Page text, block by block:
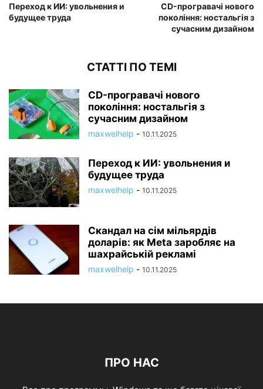
Переход к ИИ: увольнения и
будущее труда
CD-програвачі нового
покоління: ностальгія з
сучасним дизайном
СТАТТІ ПО ТЕМІ
CD-програвачі нового
покоління: ностальгія з
сучасним дизайном
maxwelhelp - 10.11.2025
Переход к ИИ: увольнения и
будущее труда
maxwelhelp - 10.11.2025
Скандал на сім мільярдів
доларів: як Meta заробляє на
шахрайській рекламі
maxwelhelp - 10.11.2025
ПРО НАС